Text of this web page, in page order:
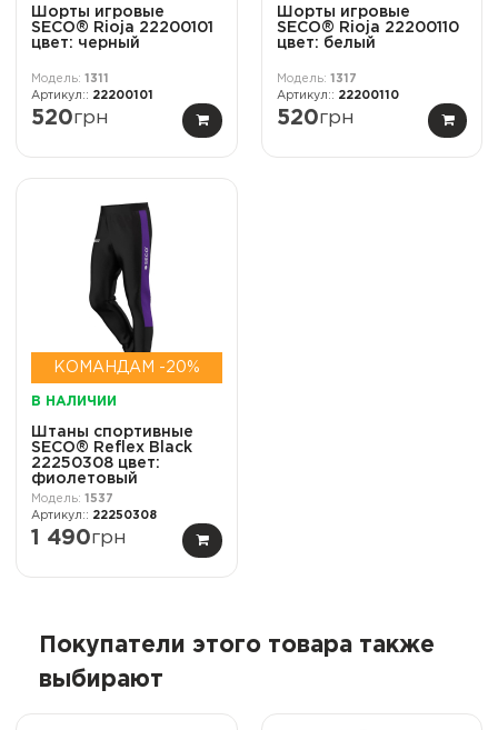
Шорты игровые
SECO® Rioja 22200101
цвет: черный
1311
22200101
520грн
Шорты игровые
SECO® Rioja 22200110
цвет: белый
1317
22200110
520грн
КОМАНДАМ -20%
В НАЛИЧИИ
Штаны спортивные
SECO® Reflex Black
22250308 цвет:
фиолетовый
1537
22250308
1 490грн
Покупатели этого товара также
выбирают